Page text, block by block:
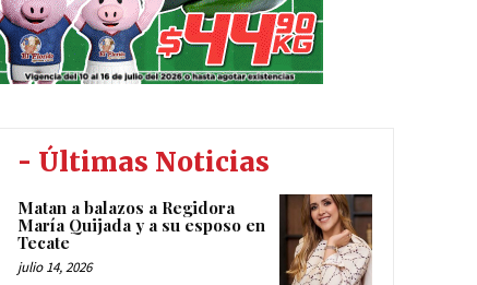
- Últimas Noticias
Matan a balazos a Regidora
María Quijada y a su esposo en
Tecate
julio 14, 2026